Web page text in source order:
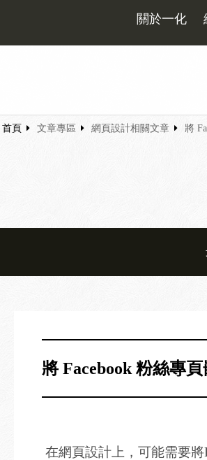
關於一化
首頁 文章專區 網頁設計相關文章 將
將 Facebook 粉絲專
在網頁設計上，可能需要